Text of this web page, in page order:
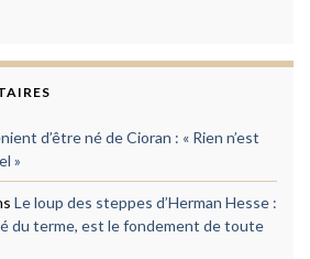
d’être né de Cioran : « Rien n’est
»
Le loup des steppes d’Herman Hesse :
du terme, est le fondement de toute